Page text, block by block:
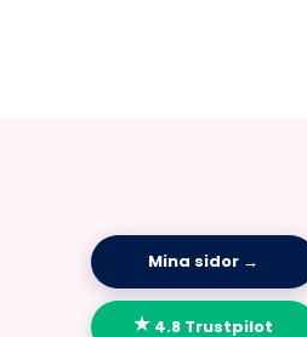
Mina sidor →
4.8 Trustpilot